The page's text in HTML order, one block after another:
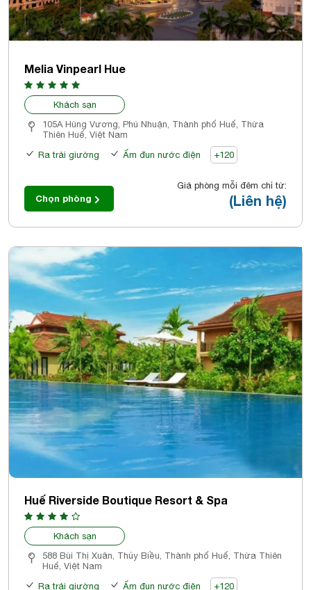
Melia Vinpearl Hue
Khách sạn
105A Hùng Vương, Phú Nhuận, Thành phố Huế, Thừa
Thiên Huế, Việt Nam
Ra trải giường
Ấm đun nước điện +120
Giá phòng mỗi đêm chỉ từ:
(Liên hệ)
Chọn phòng
Huế Riverside Boutique Resort & Spa
Khách sạn
588 Bùi Thị Xuân, Thủy Biều, Thành phố Huế, Thừa Thiên
Huế, Việt Nam
Ra trải giường
Ấm đun nước điện +120